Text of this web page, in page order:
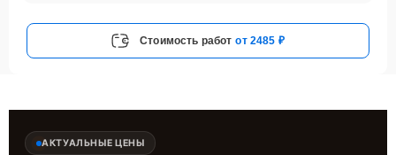
Стоимость работ от 2485 ₽
АКТУАЛЬНЫЕ ЦЕНЫ